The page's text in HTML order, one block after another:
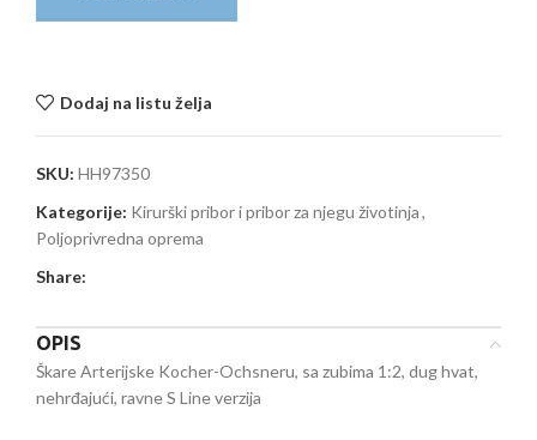
Dodaj na listu želja
SKU: HH97350
Kategorije: Kirurški pribor i pribor za njegu životinja,
Poljoprivredna oprema
Share:
OPIS
Škare Arterijske Kocher-Ochsneru, sa zubima 1:2, dug hvat,
nehrđajući, ravne S Line verzija